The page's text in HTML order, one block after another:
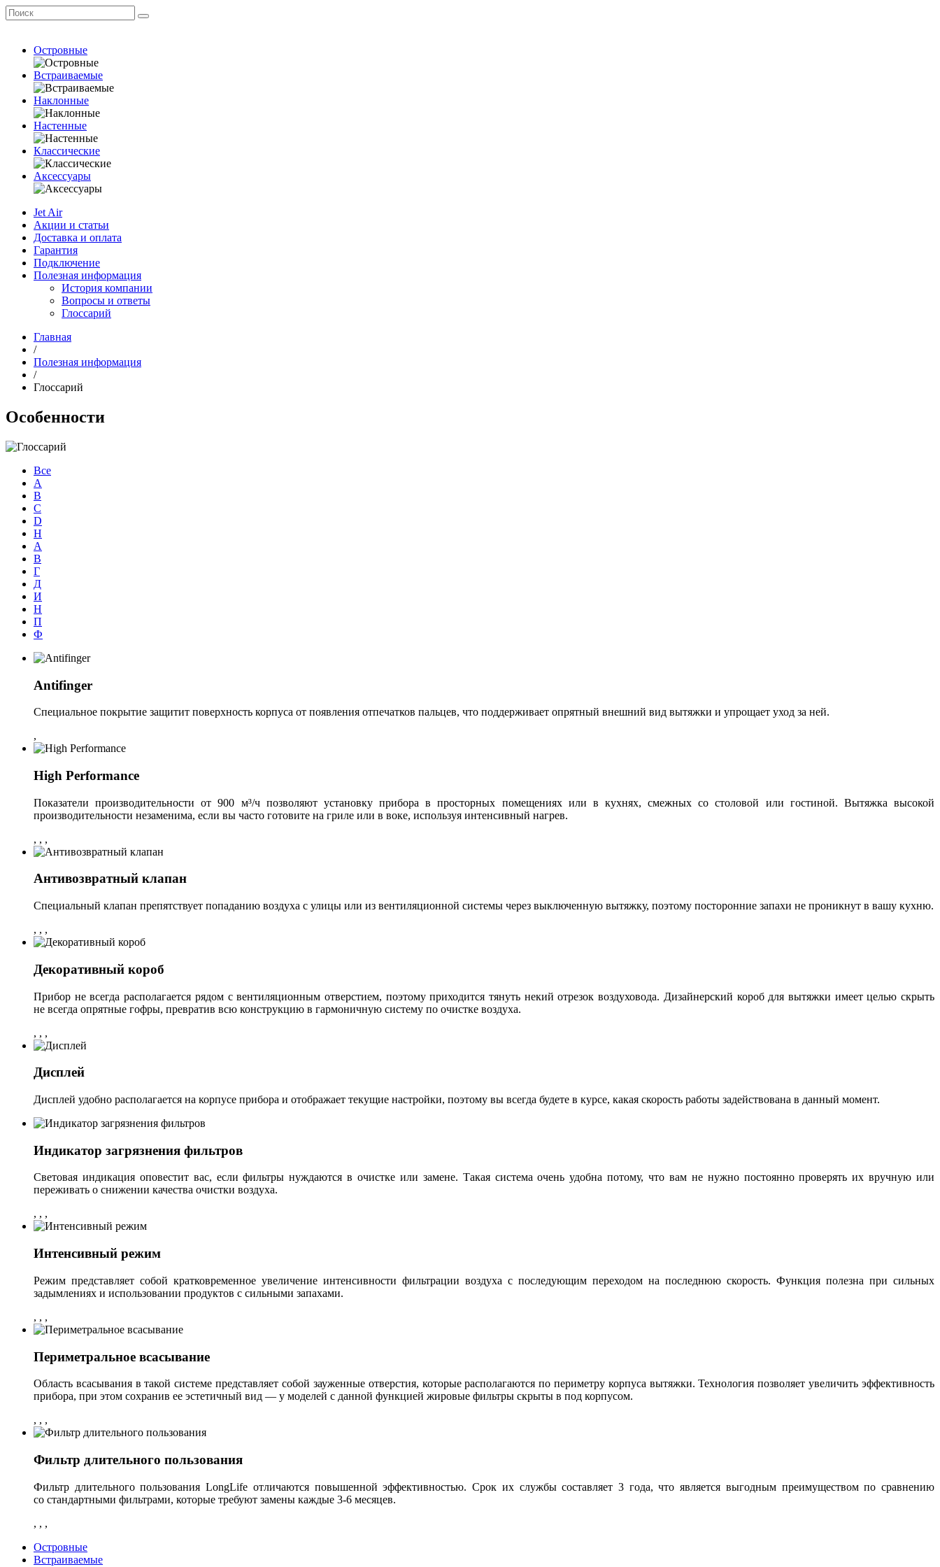
Островные
Встраиваемые
Наклонные
Настенные
Классические
Аксессуары
Jet Air
Акции и статьи
Доставка и оплата
Гарантия
Подключение
Полезная информация
История компании
Вопросы и ответы
Глоссарий
Главная
/
Полезная информация
/
Глоссарий
Особенности
Все
A
B
С
D
H
А
В
Г
Д
И
Н
П
Ф
Antifinger
Специальное покрытие защитит поверхность корпуса от появления отпечатков пальцев, что поддерживает опрятный внешний вид вытяжки и упрощает уход за ней.
,
High Performance
Показатели производительности от 900 м³/ч позволяют установку прибора в просторных помещениях или в кухнях, смежных со столовой или гостиной. Вытяжка высокой
производительности незаменима, если вы часто готовите на гриле или в воке, используя интенсивный нагрев.
, , ,
Антивозвратный клапан
Специальный клапан препятствует попаданию воздуха с улицы или из вентиляционной системы через выключенную вытяжку, поэтому посторонние запахи не проникнут в вашу кухню.
, , ,
Декоративный короб
Прибор не всегда располагается рядом с вентиляционным отверстием, поэтому приходится тянуть некий отрезок воздуховода. Дизайнерский короб для вытяжки имеет целью скрыть
не всегда опрятные гофры, превратив всю конструкцию в гармоничную систему по очистке воздуха.
, , ,
Дисплей
Дисплей удобно располагается на корпусе прибора и отображает текущие настройки, поэтому вы всегда будете в курсе, какая скорость работы задействована в данный момент.
Индикатор загрязнения фильтров
Световая индикация оповестит вас, если фильтры нуждаются в очистке или замене. Такая система очень удобна потому, что вам не нужно постоянно проверять их вручную или
переживать о снижении качества очистки воздуха.
, , ,
Интенсивный режим
Режим представляет собой кратковременное увеличение интенсивности фильтрации воздуха с последующим переходом на последнюю скорость. Функция полезна при сильных
задымлениях и использовании продуктов с сильными запахами.
, , ,
Периметральное всасывание
Область всасывания в такой системе представляет собой зауженные отверстия, которые располагаются по периметру корпуса вытяжки. Технология позволяет увеличить эффективность
прибора, при этом сохранив ее эстетичный вид — у моделей с данной функцией жировые фильтры скрыты в под корпусом.
, , ,
Фильтр длительного пользования
Фильтр длительного пользования LongLife отличаются повышенной эффективностью. Срок их службы составляет 3 года, что является выгодным преимуществом по сравнению
со стандартными фильтрами, которые требуют замены каждые 3-6 месяцев.
, , ,
Островные
Встраиваемые